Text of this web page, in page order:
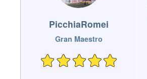
PicchiaRomei
Gran Maestro